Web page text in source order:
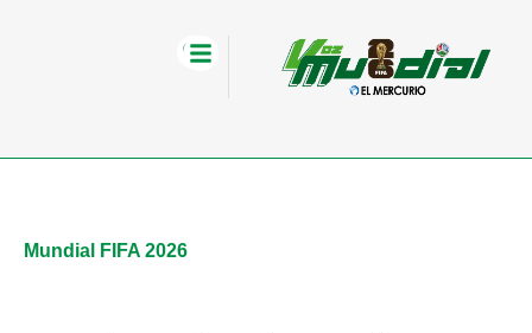
Mundial FIFA 2026